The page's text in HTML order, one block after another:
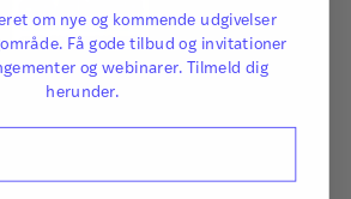
om nye og kommende udgivelser
Få gode tilbud og invitationer
og webinarer. Tilmeld dig
herunder.